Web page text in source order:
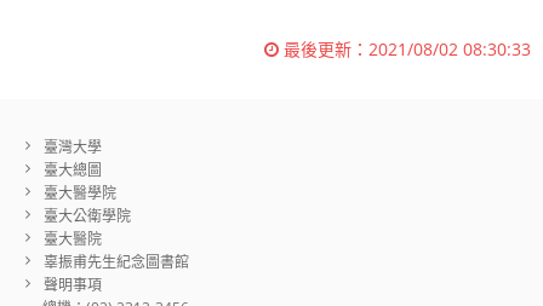
最後更新： 2021/08/02 08:30:33
臺灣大學
臺大總圖
臺大醫學院
臺大公衛學院
臺大醫院
辜振甫先生紀念圖書館
聲明事項